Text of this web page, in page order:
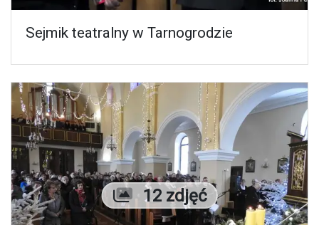
Sejmik teatralny w Tarnogrodzie
Liczba zdjęć
12 zdjęć